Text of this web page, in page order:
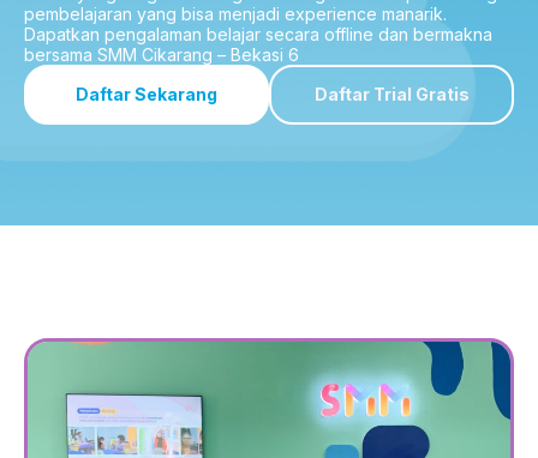
pembelajaran yang bisa menjadi experience manarik.
Dapatkan pengalaman belajar secara offline dan bermakna
bersama SMM Cikarang – Bekasi 6
Daftar Sekarang
Daftar Trial Gratis